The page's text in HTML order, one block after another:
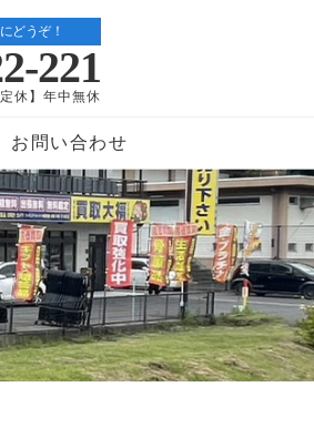
どうぞ！
221
休】年中無休
お問い合わせ